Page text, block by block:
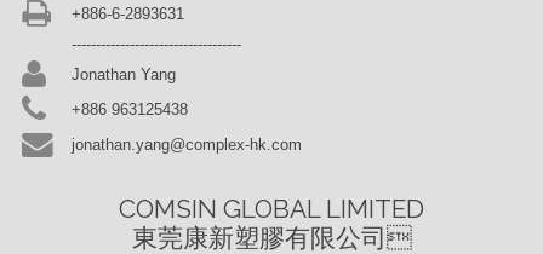
+886-6-2893631
-----------------------------------
Jonathan Yang
+886 963125438
jonathan.yang@complex-hk.com
COMSIN GLOBAL LIMITED
東莞康新塑膠有限公司 